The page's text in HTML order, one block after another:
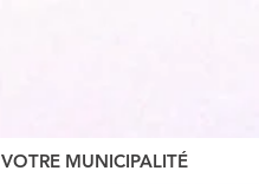
VOTRE MUNICIPALITÉ